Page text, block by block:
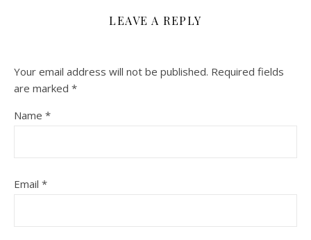
LEAVE A REPLY
Your email address will not be published. Required fields
are marked *
Name *
Email *